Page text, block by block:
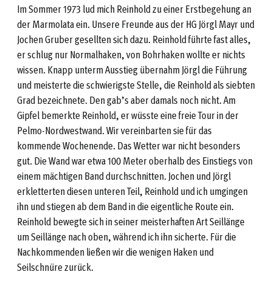
Im Sommer 1973 lud mich Reinhold zu einer Erstbegehung an
der Marmolata ein. Unsere Freunde aus der HG Jörgl Mayr und
Jochen Gruber gesellten sich dazu. Reinhold führte fast alles,
er schlug nur Normalhaken, von Bohrhaken wollte er nichts
wissen. Knapp unterm Ausstieg übernahm Jörgl die Führung
und meisterte die schwierigste Stelle, die Reinhold als siebten
Grad bezeichnete. Den gab’s aber damals noch nicht. Am
Gipfel bemerkte Reinhold, er wüsste eine freie Tour in der
Pelmo-Nordwestwand. Wir vereinbarten sie für das
kommende Wochenende. Das Wetter war nicht besonders
gut. Die Wand war etwa 100 Meter oberhalb des Einstiegs von
einem mächtigen Band durchschnitten. Jochen und Jörgl
erkletterten diesen unteren Teil, Reinhold und ich umgingen
ihn und stiegen ab dem Band in die eigentliche Route ein.
Reinhold bewegte sich in seiner meisterhaften Art Seillänge
um Seillänge nach oben, während ich ihn sicherte. Für die
Nachkommenden ließen wir die wenigen Haken und
Seilschnüre zurück.